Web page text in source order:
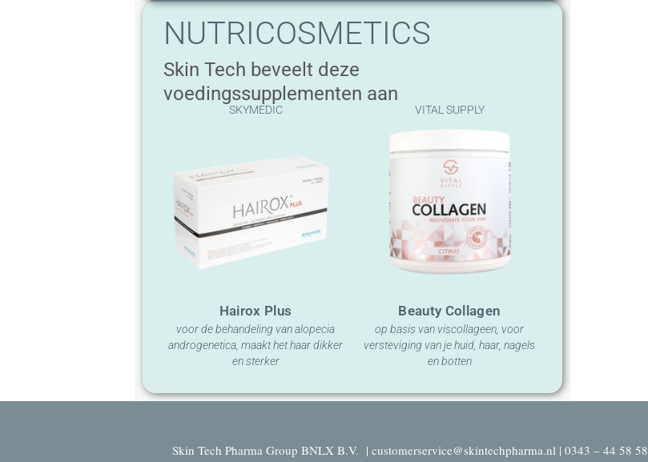
NUTRICOSMETICS
Skin Tech beveelt deze
voedingssupplementen aan
SKYMEDIC
Hairox Plus
voor de behandeling van alopecia
androgenetica, maakt het haar dikker
en sterker
VITAL SUPPLY
Beauty Collagen
op basis van viscollageen, voor
versteviging van je huid, haar, nagels
en botten
Skin Tech Pharma Group BNLX B.V. | customerservice@skintechpharma.nl | 0343 – 44 58 58